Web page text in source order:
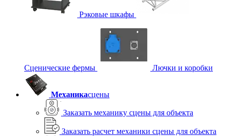
Рэковые шкафы
Сценические фермы Лючки и коробки
Механикасцены
Заказать механику сцены для объекта
Заказать расчет механики сцены для объекта